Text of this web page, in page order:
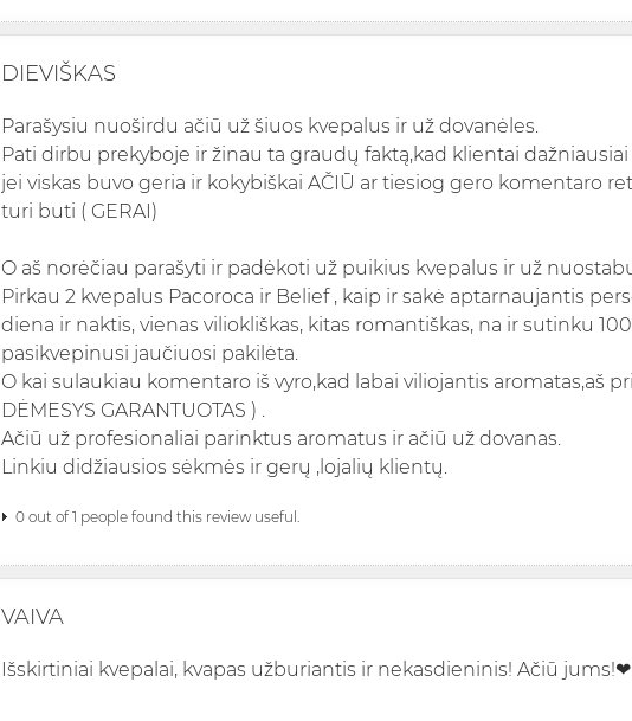
DIEVIŠKAS
Parašysiu nuoširdu ačiū už šiuos kvepalus ir už dovanėles.
Pati dirbu prekyboje ir žinau ta graudų faktą,kad klientai
jei viskas buvo geria ir kokybiškai AČIŪ ar tiesiog gero komentaro
turi buti ( GERAI)
O aš norėčiau parašyti ir padėkoti už puikius kvepalus ir už
Pirkau 2 kvepalus Pacoroca ir Belief , kaip ir sakė aptarnaujantis
diena ir naktis, vienas viliokliškas, kitas romantiškas, na ir sutinku
pasikvepinusi jaučiuosi pakilėta.
O kai sulaukiau komentaro iš vyro,kad labai viliojantis aromatas,aš
DĖMESYS GARANTUOTAS ) .
Ačiū už profesionaliai parinktus aromatus ir ačiū už dovanas.
Linkiu didžiausios sėkmės ir gerų ,lojalių klientų.
0 out of 1 people found this review useful.
VAIVA
Išskirtiniai kvepalai, kvapas užburiantis ir nekasdieninis! Ačiū jums!❤